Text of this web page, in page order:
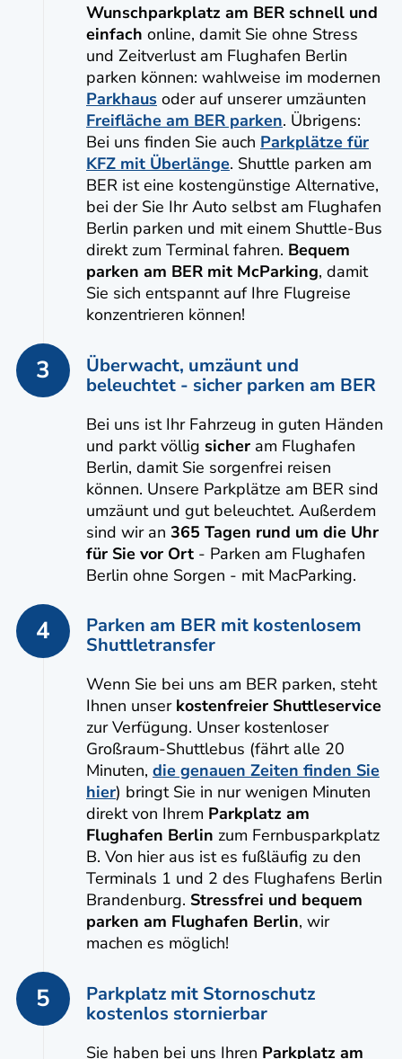
Wunschparkplatz am BER schnell und
einfach online, damit Sie ohne Stress
und Zeitverlust am Flughafen Berlin
parken können: wahlweise im modernen
Parkhaus oder auf unserer umzäunten
Freifläche am BER parken. Übrigens:
Bei uns finden Sie auch Parkplätze für
KFZ mit Überlänge. Shuttle parken am
BER ist eine kostengünstige Alternative,
bei der Sie Ihr Auto selbst am Flughafen
Berlin parken und mit einem Shuttle-Bus
direkt zum Terminal fahren. Bequem
parken am BER mit McParking, damit
Sie sich entspannt auf Ihre Flugreise
konzentrieren können!
3
Überwacht, umzäunt und
beleuchtet - sicher parken am BER
Bei uns ist Ihr Fahrzeug in guten Händen
und parkt völlig sicher am Flughafen
Berlin, damit Sie sorgenfrei reisen
können. Unsere Parkplätze am BER sind
umzäunt und gut beleuchtet. Außerdem
sind wir an 365 Tagen rund um die Uhr
für Sie vor Ort - Parken am Flughafen
Berlin ohne Sorgen - mit MacParking.
4
Parken am BER mit kostenlosem
Shuttletransfer
Wenn Sie bei uns am BER parken, steht
Ihnen unser kostenfreier Shuttleservice
zur Verfügung. Unser kostenloser
Großraum-Shuttlebus (fährt alle 20
Minuten, die genauen Zeiten finden Sie
hier) bringt Sie in nur wenigen Minuten
direkt von Ihrem Parkplatz am
Flughafen Berlin zum Fernbusparkplatz
B. Von hier aus ist es fußläufig zu den
Terminals 1 und 2 des Flughafens Berlin
Brandenburg. Stressfrei und bequem
parken am Flughafen Berlin, wir
machen es möglich!
5
Parkplatz mit Stornoschutz
kostenlos stornierbar
Sie haben bei uns Ihren Parkplatz am